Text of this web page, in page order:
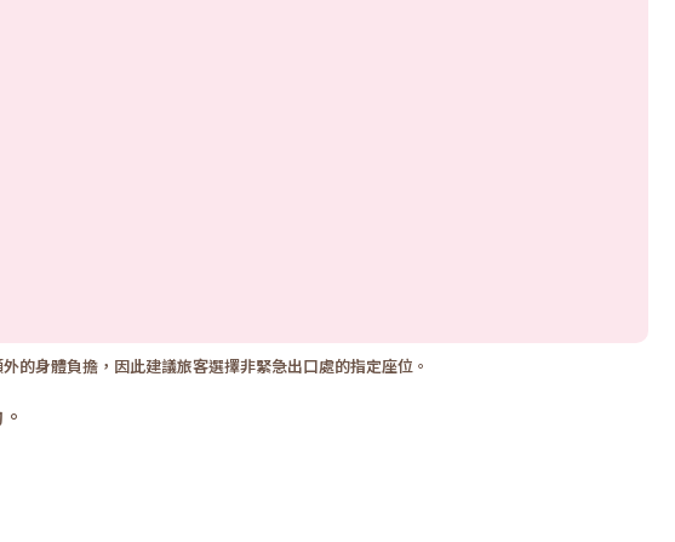
身體負擔，因此建議旅客選擇非緊急出口處的指定座位。